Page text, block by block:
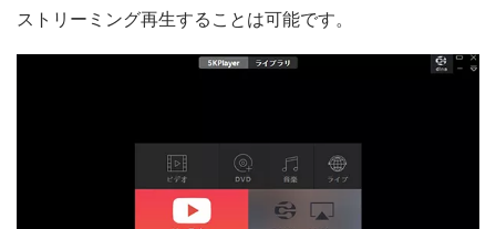
ストリーミング再生することは可能です。